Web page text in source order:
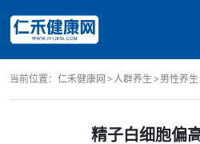
当前位置： 仁禾健康网 人群养生 男性养生
精子白细胞偏